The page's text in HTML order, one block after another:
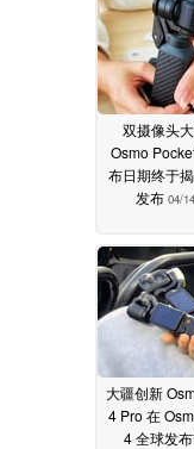
双摄像头
Osmo
布日期终于
发布 04/
大疆创新
4 Pro 在
4 全球发